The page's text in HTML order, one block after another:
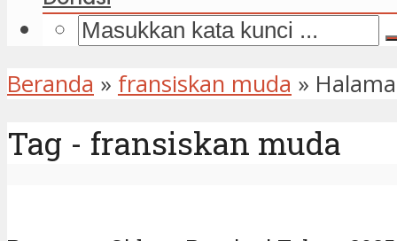
Beranda » fransiskan muda »
Tag - fransiskan muda